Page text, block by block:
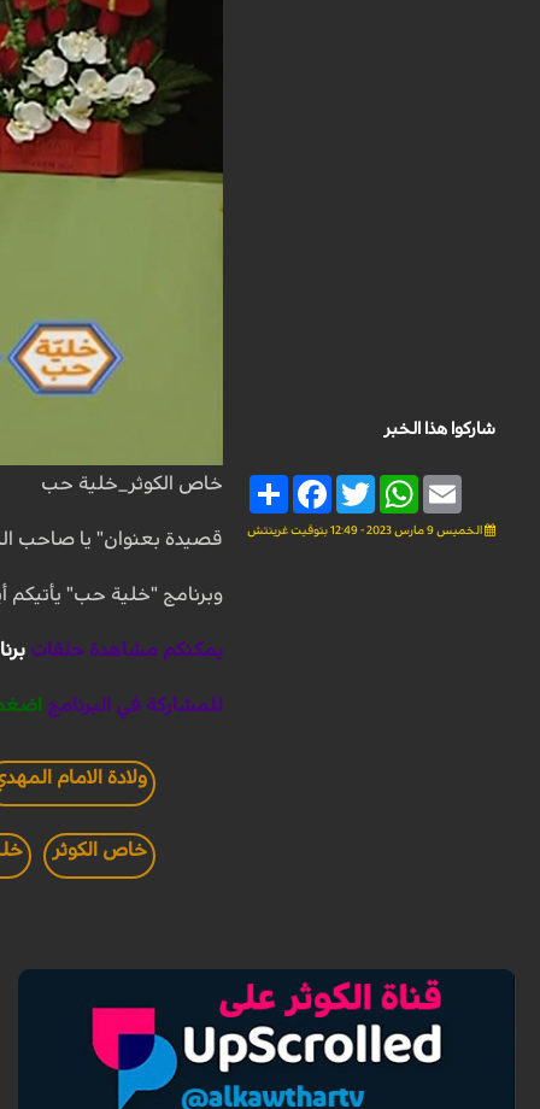
شاركوا هذا الخبر
Share
FacebookTwitter
WhatsAppEmail
الخميس 9 مارس 2023 - 12:49 بتوقيت غرينتش
خاص الكوثر_خلية حب
قصيدة بعنوان" يا صاحب
وبرنامج "خلية حب" يأتيكم أيام السبت والاثنين
يمكنكم مشاهدة حلقات
للمشاركة في البرنامج
ولادة الامام
خاص الكوثر